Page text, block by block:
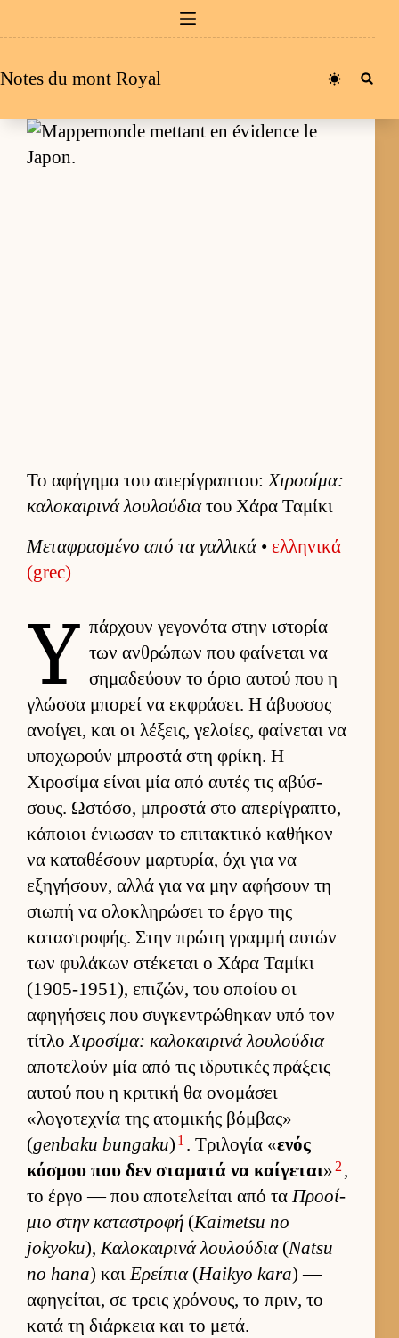
au
Notes du mont Royal
Το αφήγημα του απερίγραπτου:Χιροσίμα:
καλοκαιρινά λουλούδιατου Χάρα Ταμίκι
Μεταφρασμένο από τα γαλ­λικά• ελ­ληνικά
(grec)
Υ πάρ­χουν γεγονότα στην ιστορία
των αν­θρώπων που φαί­νεται να
σημαδεύ­ουν το όριο αυ­τού που η
γλώσσα μπορεί να εκ­φράσει. Η άβυσ­σος
ανοί­γει, και οι λέξεις, γελοί­ες, φαί­νεται να
υποχωρούν μπροστά στη φρίκη. Η
Χιροσίμα εί­ναι μία από αυ­τές τις αβύσ­
σους. Ωστόσο, μπροστά στο απερίγραπτο,
κάποιοι ένιω­σαν το επιτακτικό καθήκον
να καταθέσουν μαρ­τυρία, όχι για να
εξηγήσουν, αλλά για να μην αφήσουν τη
σιωπή να ολοκληρώσει το έργο της
καταστροφής. Στην πρώτη γραμμή αυ­τών
των φυλάκων στέκεται ο Χάρα Ταμίκι
(1905-1951), επιζών, του οποίου οι
αφηγήσεις που συγκεντρώθηκαν υπό τον
τίτλοΧιροσίμα: καλοκαι­ρινά λου­λού­δια
αποτελούν μία από τις ιδρυτικές πράξεις
αυ­τού που η κριτική θα ονομάσει
«λογοτεχνία της ατομικής βόμ­βας»
(genbaku bungaku) 1 . Τριλογία «ενός
κόσμου που δεν σταματά να καί­γεται» 2 ,
το έργο — που αποτελεί­ται από τα Προοί­
μιο στην καταστροφή (Kaimetsu no
jokyoku),Καλοκαι­ρινά λου­λού­δια(Natsu
no hana) καιΕρείπια(Haikyo kara) —
αφηγεί­ται, σε τρεις χρόνους, το πριν, το
κατά τη διάρ­κεια και το μετά.